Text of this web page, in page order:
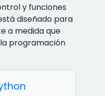
y funciones
diseñado para
a medida que
programación